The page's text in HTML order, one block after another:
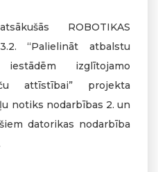
ROBOTIKAS
“Palielināt atbalstu
izglītojamo
attīstībai” projekta
notiks nodarbības 2. un
datorikas nodarbība